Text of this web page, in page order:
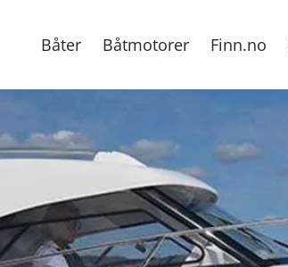
Båter Båtmotorer Finn.no